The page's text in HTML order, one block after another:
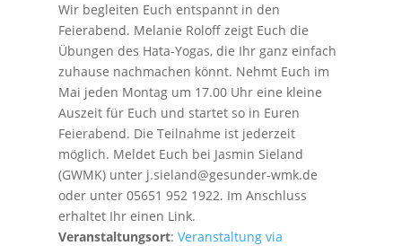
Wir begleiten Euch entspannt in den
Feierabend. Melanie Roloff zeigt Euch die
Übungen des Hata-Yogas, die Ihr ganz einfach
zuhause nachmachen könnt. Nehmt Euch im
Mai jeden Montag um 17.00 Uhr eine kleine
Auszeit für Euch und startet so in Euren
Feierabend. Die Teilnahme ist jederzeit
möglich. Meldet Euch bei Jasmin Sieland
(GWMK) unter j.sieland@gesunder-wmk.de
oder unter 05651 952 1922. Im Anschluss
erhaltet Ihr einen Link.
Veranstaltungsort: Veranstaltung via